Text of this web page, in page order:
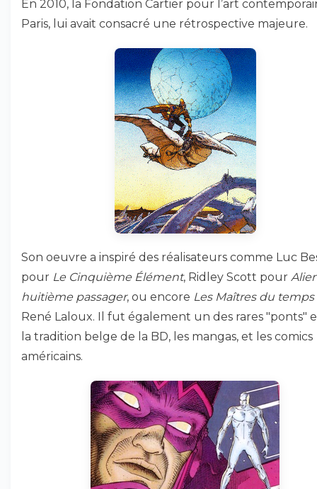
En 2010, la Fondation Cartier pour l’art
Paris, lui avait consacré une rétrospective majeure.
Son oeuvre a inspiré des réalisateurs comme Luc
pour Le Cinquième Élément, Ridley Scott pour
huitième passager, ou encore Les Maîtres du temps
René Laloux. Il fut également un des rares "ponts"
la tradition belge de la BD, les mangas, et les comics
américains.